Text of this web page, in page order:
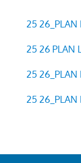
25
25 26 PLAN
25 26_PLAN
25 26_PLAN